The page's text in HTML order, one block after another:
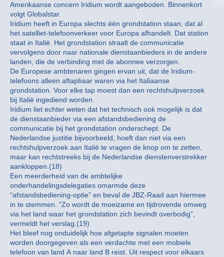
Amerikaanse concern Iridium wordt aangeboden. Binnenkort
volgt Globalstar.
Iridium heeft in Europa slechts één grondstation staan, dat al
het satelliet-telefoonverkeer voor Europa afhandelt. Dat station
staat in Italië. Het grondstation straalt de communicatie
vervolgens door naar nationale dienstaanbieders in de andere
landen, die de verbinding met de abonnee verzorgen.
De Europese ambtenaren gingen ervan uit, dat de Iridium-
telefoons alleen aftapbaar waren via het Italiaanse
grondstation. Voor elke tap moest dan een rechtshulpverzoek
bij Italië ingediend worden.
Iridium liet echter weten dat het technisch ook mogelijk is dat
de dienstaanbieder via een afstandsbediening de
communicatie bij het grondstation onderschept. De
Nederlandse justitie bijvoorbeeld, hoeft dan niet via een
rechtshulpverzoek aan Italië te vragen de knop om te zetten,
maar kan rechtstreeks bij de Nederlandse dienstenverstrekker
aankloppen.(18)
Een meerderheid van de ambtelijke
onderhandelingsdelegaties omarmde deze
“afstandsbediening-optie” en beval de JBZ-Raad aan hiermee
in te stemmen. “Zo wordt de moeizame en tijdrovende omweg
via het land waar het grondstation zich bevindt overbodig”,
vermeldt het verslag.(19)
Het bleef nog onduidelijk hoe afgetapte signalen moeten
worden doorgegeven als een verdachte met een mobiele
telefoon van land A naar land B reist. Uit respect voor elkaars